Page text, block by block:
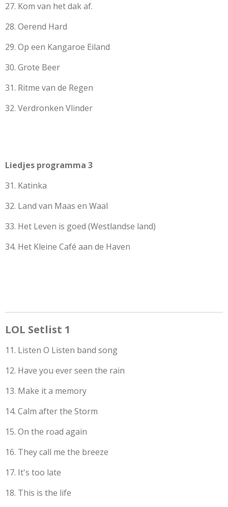
27. Kom van het dak af.
28. Oerend Hard
29. Op een Kangaroe Eiland
30. Grote Beer
31. Ritme van de Regen
32. Verdronken Vlinder
Liedjes programma 3
31. Katinka
32. Land van Maas en Waal
33. Het Leven is goed (Westlandse land)
34. Het Kleine Café aan de Haven
LOL Setlist 1
11. Listen O Listen band song
12. Have you ever seen the rain
13. Make it a memory
14. Calm after the Storm
15. On the road again
16. They call me the breeze
17. It's too late
18. This is the life